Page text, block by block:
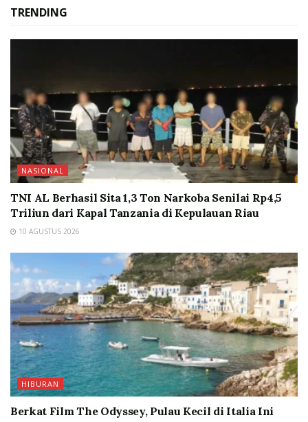
TRENDING
NASIONAL
TNI AL Berhasil Sita 1,3 Ton Narkoba Senilai Rp4,5
Triliun dari Kapal Tanzania di Kepulauan Riau
10 AGUSTUS 2026
HIBURAN
Berkat Film The Odyssey, Pulau Kecil di Italia Ini